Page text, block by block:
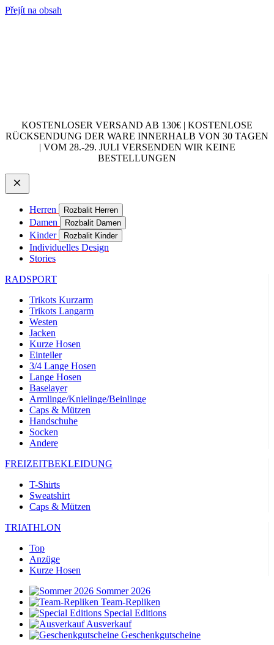
Přejít na obsah
KOSTENLOSER VERSAND AB 130€ | KOSTENLOSE
RÜCKSENDUNG DER WARE INNERHALB VON 30 TAGEN
| VOM 28.-29. JULI VERSENDEN WIR KEINE
BESTELLUNGEN
Herren Rozbalit Herren
Damen Rozbalit Damen
Kinder Rozbalit Kinder
Individuelles Design
Stories
RADSPORT
Trikots Kurzarm
Trikots Langarm
Westen
Jacken
Kurze Hosen
Einteiler
3/4 Lange Hosen
Lange Hosen
Baselayer
Armlinge/Knielinge/Beinlinge
Caps & Mützen
Handschuhe
Socken
Andere
FREIZEITBEKLEIDUNG
T-Shirts
Sweatshirt
Caps & Mützen
TRIATHLON
Top
Anzüge
Kurze Hosen
Sommer 2026
Team-Repliken
Special Editions
Ausverkauf
Geschenkgutscheine